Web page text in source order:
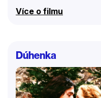
Více o filmu
Dúhenka